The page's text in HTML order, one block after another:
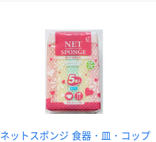
ネットスポンジ 食器・皿・コップ